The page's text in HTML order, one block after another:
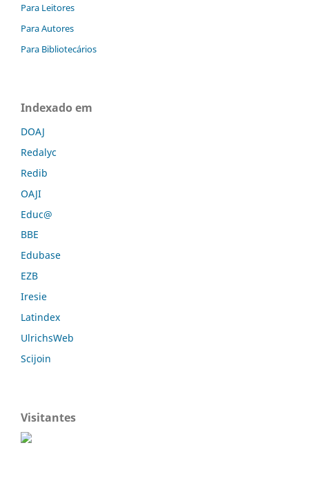
Para Leitores
Para Autores
Para Bibliotecários
Indexado em
DOAJ
Redalyc
Redib
OAJI
Educ@
BBE
Edubase
EZB
Iresie
Latindex
UlrichsWeb
Scijoin
Visitantes